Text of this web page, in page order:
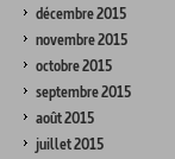
décembre 2015
novembre 2015
octobre 2015
septembre 2015
août 2015
juillet 2015